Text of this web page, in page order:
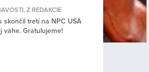
,Z REDAKCIE
skončil tretí na NPC USA
váhe. Gratulujeme!